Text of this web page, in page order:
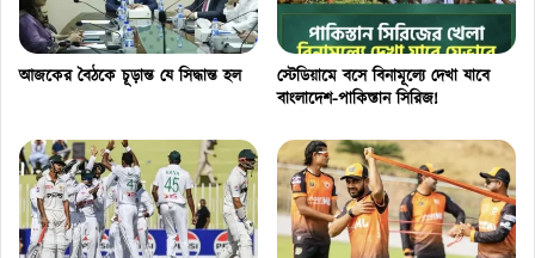
আজকের বৈঠকে চূড়ান্ত যে সিদ্ধান্ত হল
স্টেডিয়ামে বসে বিনামূল্যে দেখা যাবে
বাংলাদেশ-পাকিস্তান সিরিজ!